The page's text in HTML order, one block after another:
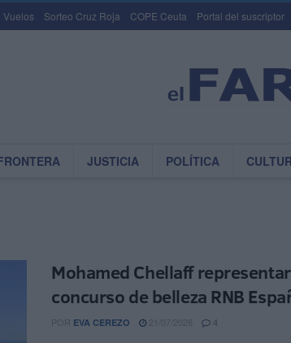
Vuelos Sorteo Cruz Roja COPE Ceuta Portal del suscriptor
JUSTICIA POLÍTICA
Mohamed Chellaff
concurso de belleza RNB
POR EVA CEREZO 21/07/2026 4